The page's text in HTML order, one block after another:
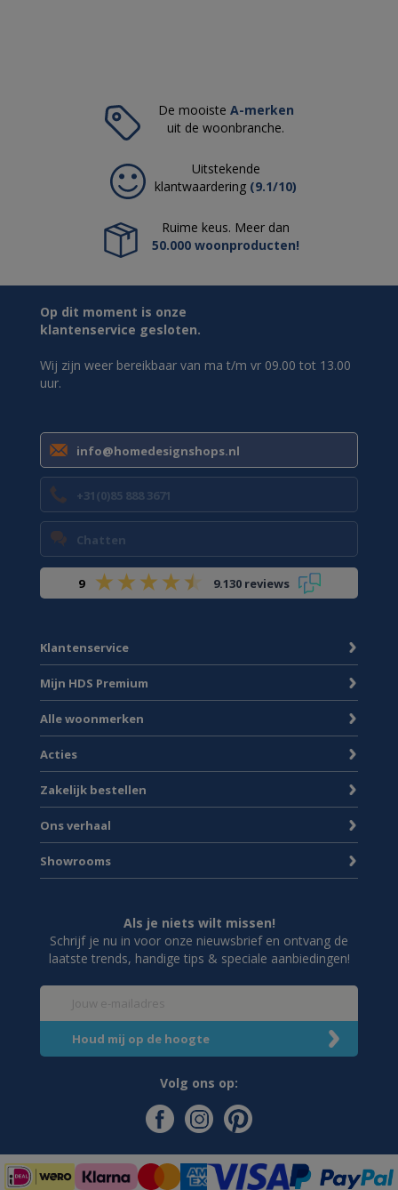
De mooiste A-merken
uit de woonbranche.
Uitstekende
klantwaardering (9.1/10)
Ruime keus. Meer dan
50.000 woonproducten!
Op dit moment is onze
klantenservice gesloten.
Wij zijn weer bereikbaar van ma t/m vr 09.00 tot 13.00
uur.
info@homedesignshops.nl
+31(0)85 888 3671
Chatten
9 9.130 reviews
Klantenservice
Mijn HDS Premium
Alle woonmerken
Acties
Zakelijk bestellen
Ons verhaal
Showrooms
Als je niets wilt missen!
Schrijf je nu in voor onze nieuwsbrief en ontvang de
laatste trends, handige tips & speciale aanbiedingen!
Volg ons op: